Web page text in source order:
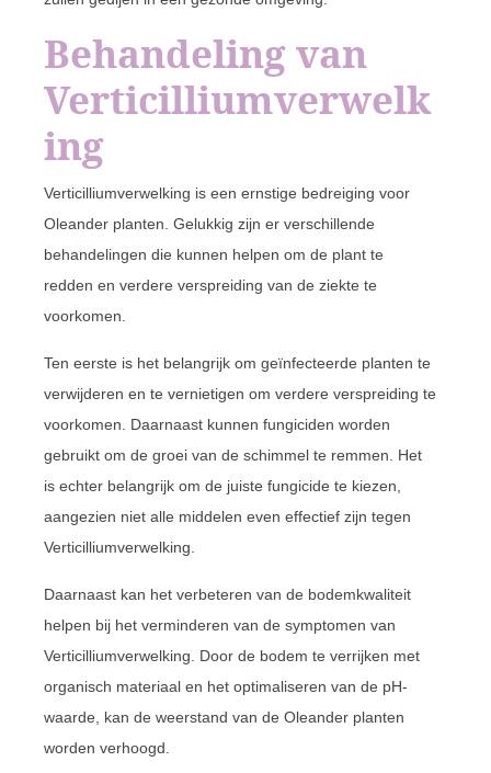
Behandeling van
Verticilliumverwelk
ing
Verticilliumverwelking is een ernstige bedreiging voor
Oleander planten. Gelukkig zijn er verschillende
behandelingen die kunnen helpen om de plant te
redden en verdere verspreiding van de ziekte te
voorkomen.
Ten eerste is het belangrijk om geïnfecteerde planten te
verwijderen en te vernietigen om verdere verspreiding te
voorkomen. Daarnaast kunnen fungiciden worden
gebruikt om de groei van de schimmel te remmen. Het
is echter belangrijk om de juiste fungicide te kiezen,
aangezien niet alle middelen even effectief zijn tegen
Verticilliumverwelking.
Daarnaast kan het verbeteren van de bodemkwaliteit
helpen bij het verminderen van de symptomen van
Verticilliumverwelking. Door de bodem te verrijken met
organisch materiaal en het optimaliseren van de pH-
waarde, kan de weerstand van de Oleander planten
worden verhoogd.